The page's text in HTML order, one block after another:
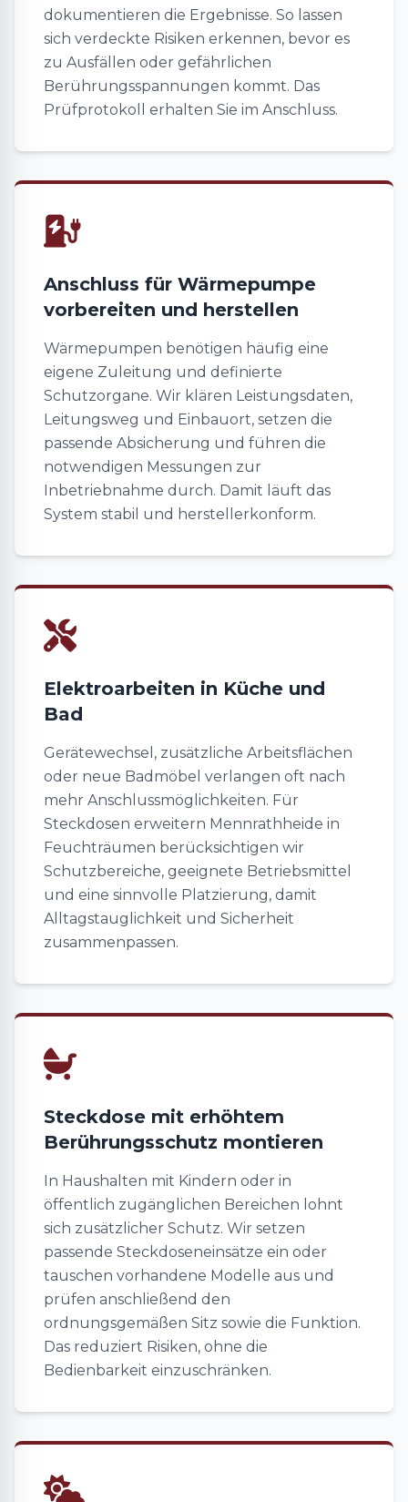
dokumentieren die Ergebnisse. So lassen
sich verdeckte Risiken erkennen, bevor es
zu Ausfällen oder gefährlichen
Berührungsspannungen kommt. Das
Prüfprotokoll erhalten Sie im Anschluss.
Anschluss für Wärmepumpe
vorbereiten und herstellen
Wärmepumpen benötigen häufig eine
eigene Zuleitung und definierte
Schutzorgane. Wir klären Leistungsdaten,
Leitungsweg und Einbauort, setzen die
passende Absicherung und führen die
notwendigen Messungen zur
Inbetriebnahme durch. Damit läuft das
System stabil und herstellerkonform.
Elektroarbeiten in Küche und
Bad
Gerätewechsel, zusätzliche Arbeitsflächen
oder neue Badmöbel verlangen oft nach
mehr Anschlussmöglichkeiten. Für
Steckdosen erweitern Mennrathheide in
Feuchträumen berücksichtigen wir
Schutzbereiche, geeignete Betriebsmittel
und eine sinnvolle Platzierung, damit
Alltagstauglichkeit und Sicherheit
zusammenpassen.
Steckdose mit erhöhtem
Berührungsschutz montieren
In Haushalten mit Kindern oder in
öffentlich zugänglichen Bereichen lohnt
sich zusätzlicher Schutz. Wir setzen
passende Steckdoseneinsätze ein oder
tauschen vorhandene Modelle aus und
prüfen anschließend den
ordnungsgemäßen Sitz sowie die Funktion.
Das reduziert Risiken, ohne die
Bedienbarkeit einzuschränken.